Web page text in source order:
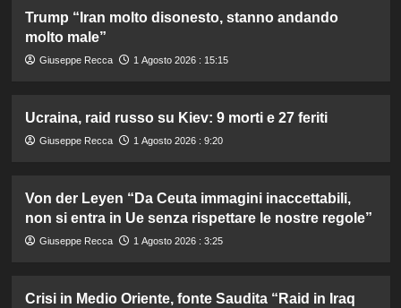
Trump “Iran molto disonesto, stanno andando
molto male”
Giuseppe Recca 1 Agosto 2026 : 15:15
Ucraina, raid russo su Kiev: 9 morti e 27 feriti
Giuseppe Recca 1 Agosto 2026 : 9:20
Von der Leyen “Da Ceuta immagini inaccettabili,
non si entra in Ue senza rispettare le nostre regole”
Giuseppe Recca 1 Agosto 2026 : 3:25
Crisi in Medio Oriente, fonte Saudita “Raid in Iraq